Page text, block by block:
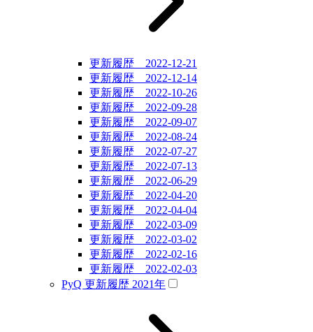
更新履歴 2022-12-21
更新履歴 2022-12-14
更新履歴 2022-10-26
更新履歴 2022-09-28
更新履歴 2022-09-07
更新履歴 2022-08-24
更新履歴 2022-07-27
更新履歴 2022-07-13
更新履歴 2022-06-29
更新履歴 2022-04-20
更新履歴 2022-04-04
更新履歴 2022-03-09
更新履歴 2022-03-02
更新履歴 2022-02-16
更新履歴 2022-02-03
PyQ 更新履歴 2021年